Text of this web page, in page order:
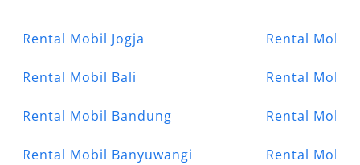
Rental Mobil Jogja
Rental Mobil Bali
Rental Mobil Bandung
Rental Mobil Banyuwangi
Rental Mobil
Rental Mobil
Rental Mobil
Rental Mobil